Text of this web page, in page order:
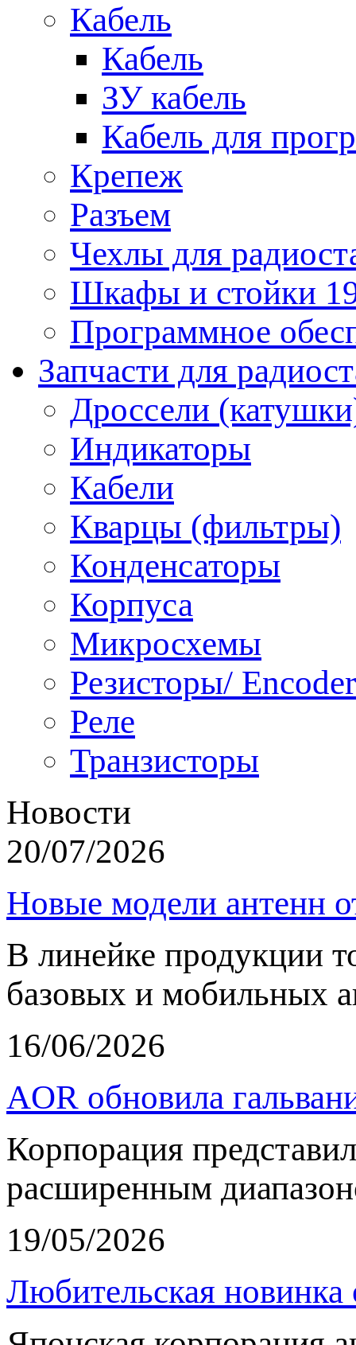
Кабель
Кабель
ЗУ кабель
Кабель для
Крепеж
Разъем
Чехлы для
Шкафы и стойки
Программное
Запчасти для
Дроссели
Индикаторы
Кабели
Кварцы (фильтры)
Конденсаторы
Корпуса
Микросхемы
Резисторы/ Encoder
Реле
Транзисторы
Новости
20/07/2026
Новые модели антенн
В линейке продукции
базовых и мобильных
16/06/2026
AOR обновила
Корпорация
расширенным
19/05/2026
Любительская новинка